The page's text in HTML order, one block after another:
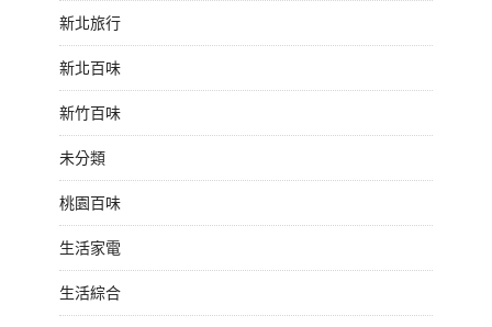
新北旅行
新北百味
新竹百味
未分類
桃園百味
生活家電
生活綜合